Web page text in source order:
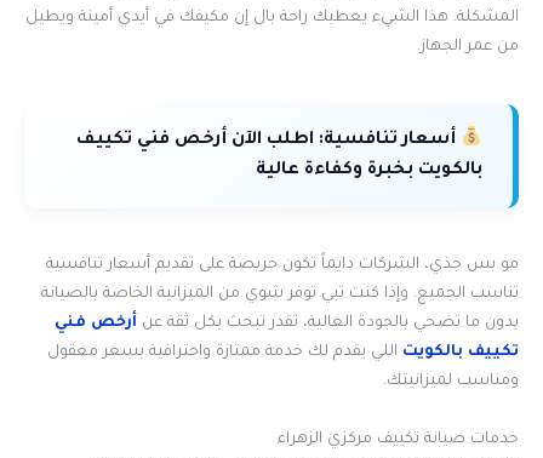
المشكلة. هذا الشيء يعطيك راحة بال إن مكيفك في أيدي أمينة ويطيل
من عمر الجهاز.
أسعار تنافسية: اطلب الآن أرخص فني تكييف
بالكويت بخبرة وكفاءة عالية
مو بس جذي، الشركات دايماً تكون حريصة على تقديم أسعار تنافسية
تناسب الجميع. وإذا كنت تبي توفر شوي من الميزانية الخاصة بالصيانة
بدون ما تضحي بالجودة العالية، تقدر تبحث بكل ثقة عن أرخص فني
تكييف بالكويت اللي يقدم لك خدمة ممتازة واحترافية بسعر معقول
ومناسب لميزانيتك.
خدمات صيانة تكييف مركزي الزهراء